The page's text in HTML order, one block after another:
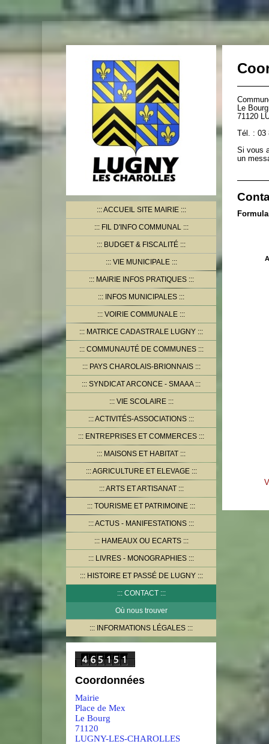
ACCUEIL SITE MAIRIE
FIL D'INFO COMMUNAL
BUDGET & FISCALITÉ
VIE MUNICIPALE
MAIRIE INFOS PRATIQUES
INFOS MUNICIPALES
VOIRIE COMMUNALE
MATRICE CADASTRALE LUGNY
COMMUNAUTÉ DE COMMUNES
PAYS CHAROLAIS-BRIONNAIS
SYNDICAT ARCONCE - SMAAA
VIE SCOLAIRE
ACTIVITÉS-ASSOCIATIONS
ENTREPRISES ET COMMERCES
MAISONS ET HABITAT
AGRICULTURE ET ELEVAGE
ARTS ET ARTISANAT
TOURISME ET PATRIMOINE
ACTUS - MANIFESTATIONS
HAMEAUX OU ECARTS
LIVRES - MONOGRAPHIES
HISTOIRE ET PASSÉ DE LUGNY
CONTACT
Où nous trouver
INFORMATIONS LÉGALES
Coordonnées
Mairie
Place de Mex
Le Bourg
71120
LUGNY-LES-CHAROLLES
Le Bourg
71120
Tél. :
Si vous
un